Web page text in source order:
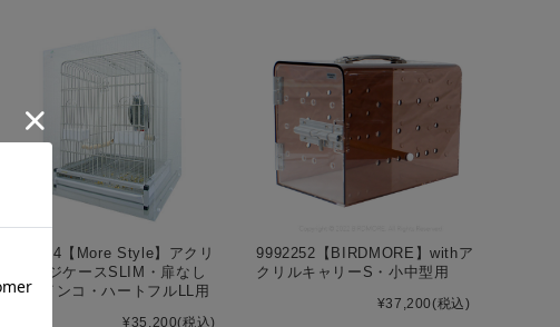
9991524【More Style】アクリ
ルケージケースSLIM・扉なし
L/465インコ・ハートフルLL用
¥35,200(税込)
9992252【BIRDMORE】withア
クリルキャリーS・小中型用
¥37,200(税込)